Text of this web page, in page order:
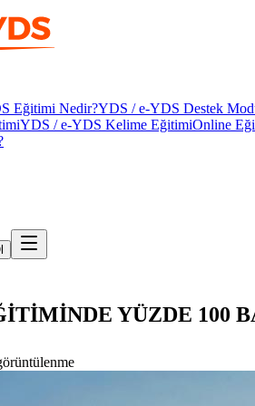
Eğitimi Nedir?YDS / e-YDS Destek
YDS / e-YDS Kelime EğitimiOnline
YÜZDE 100